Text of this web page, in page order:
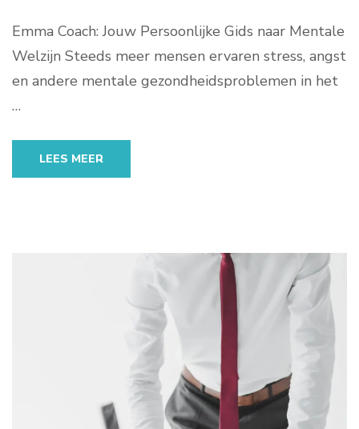
Emma Coach: Jouw Persoonlijke Gids naar Mentale
Welzijn Steeds meer mensen ervaren stress, angst
en andere mentale gezondheidsproblemen in het
…
LEES MEER